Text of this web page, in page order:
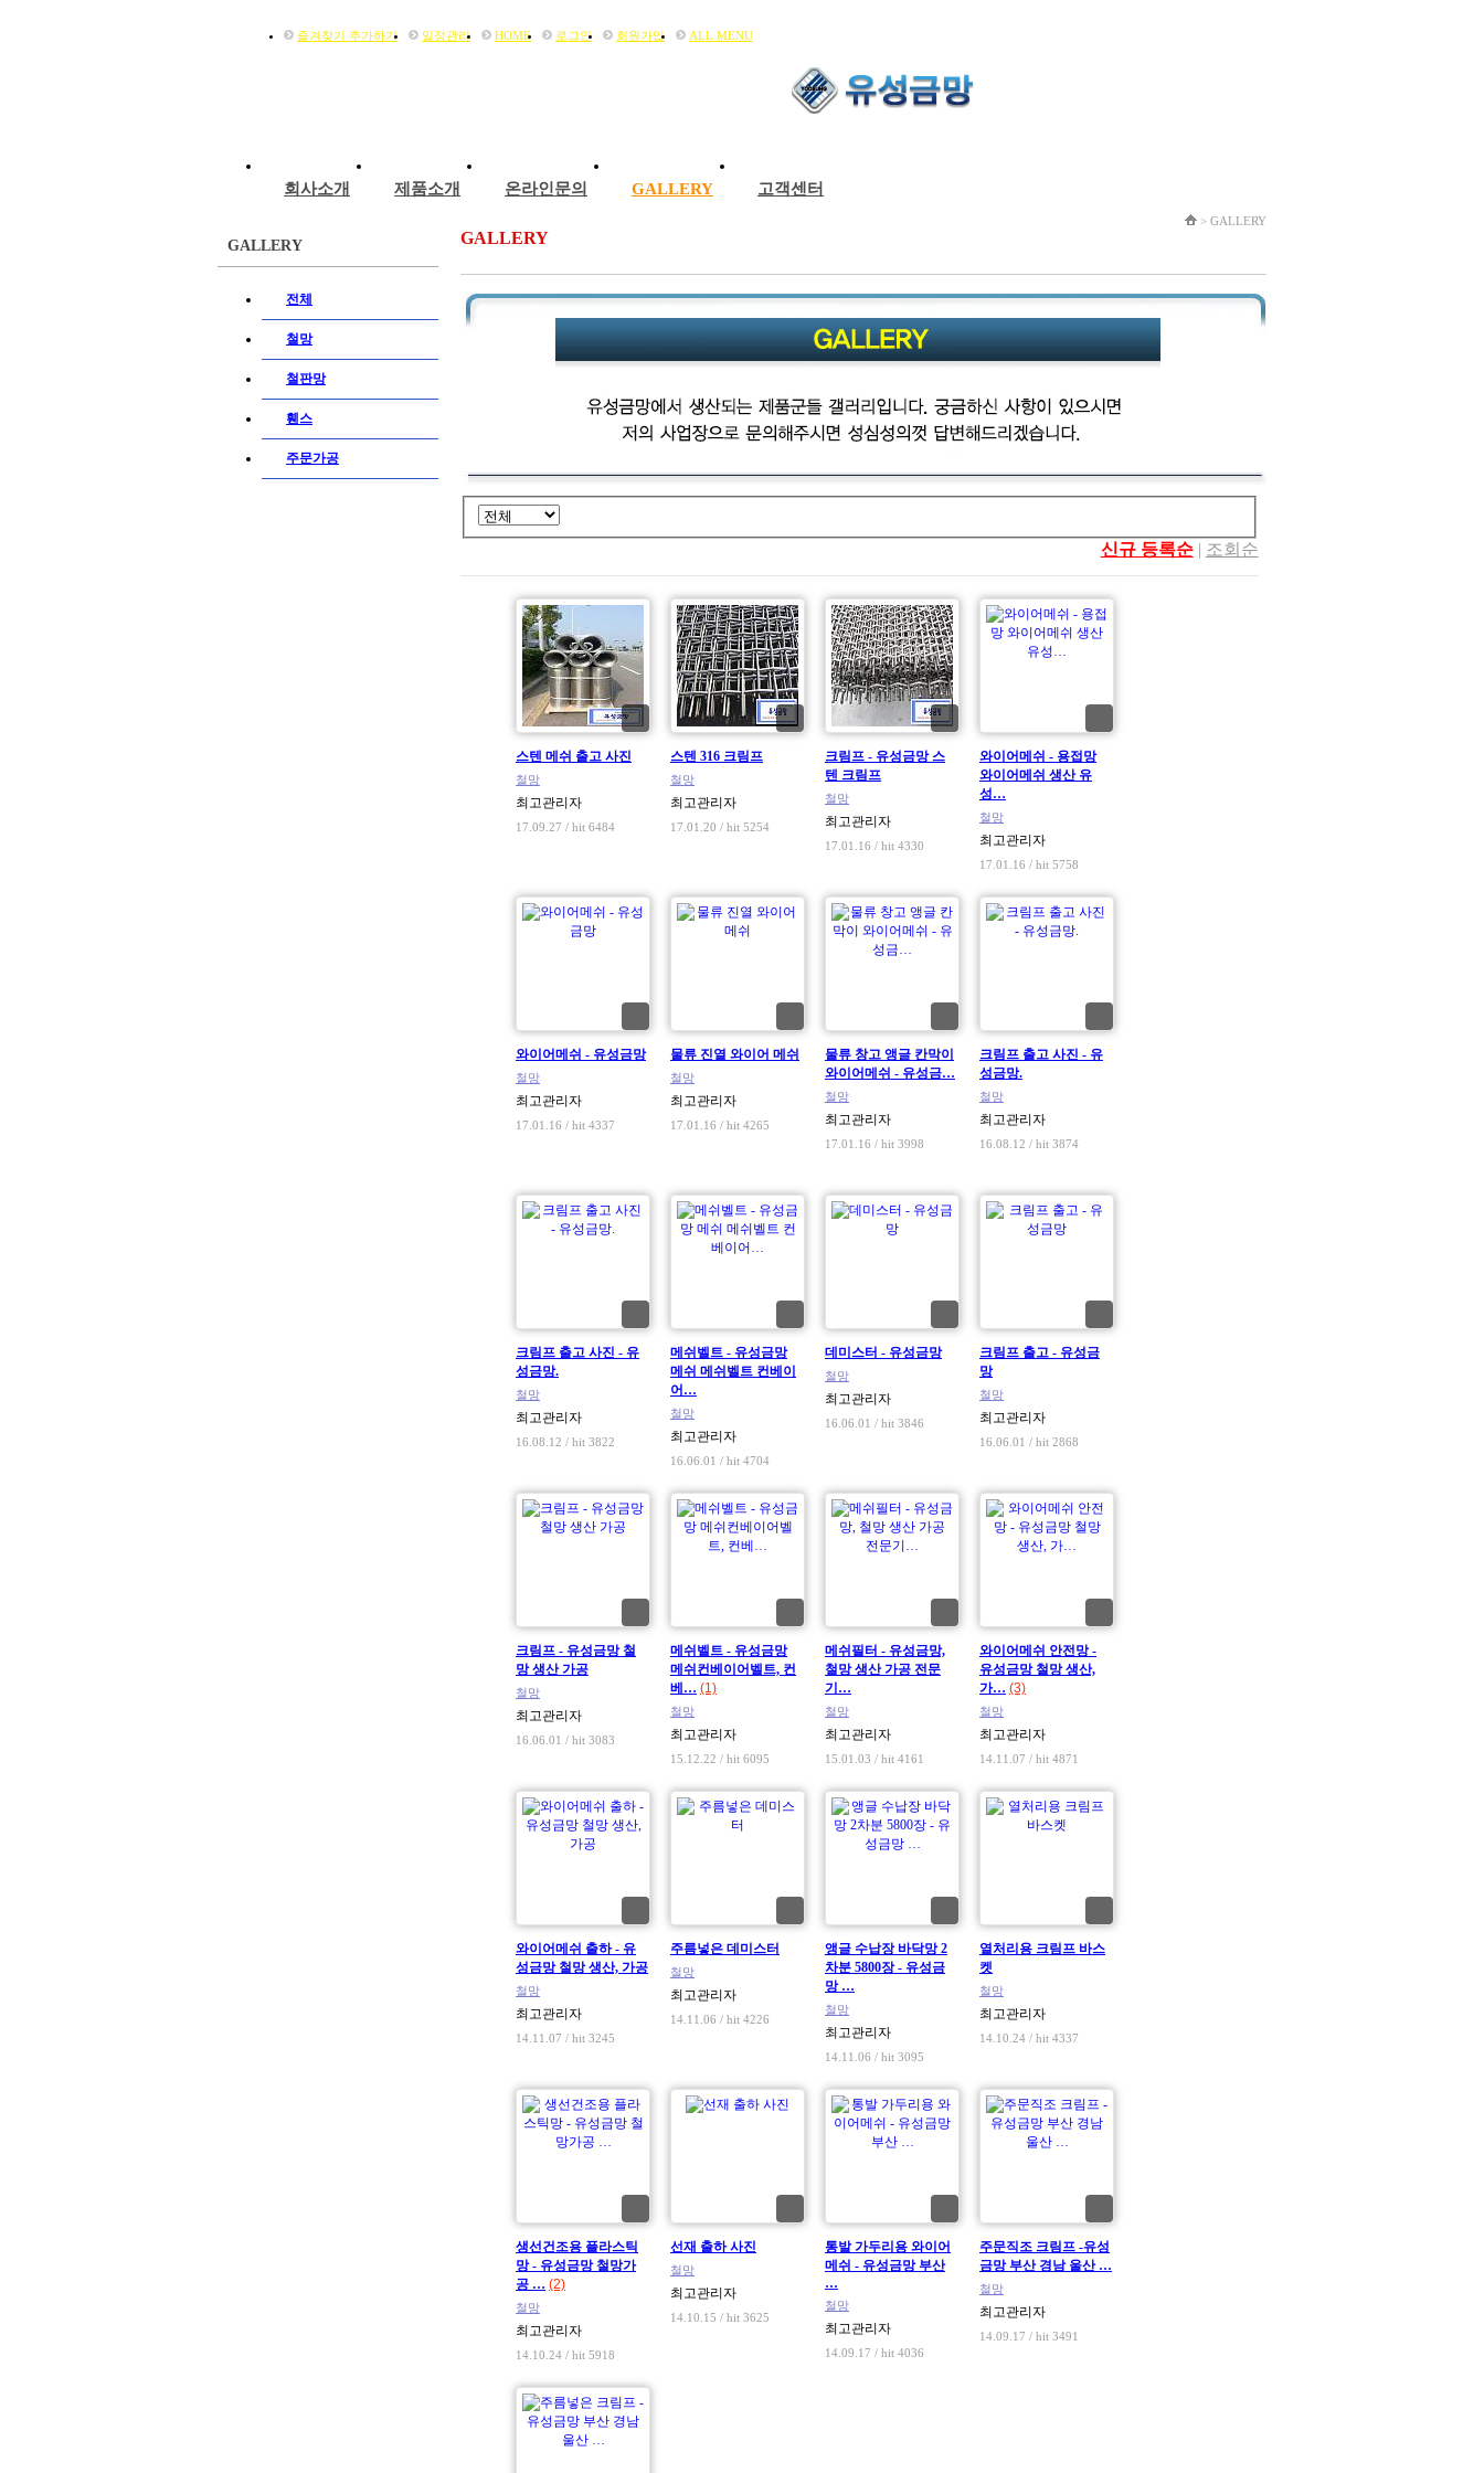
즐겨찾기 추가하기 일정관리 HOME 로그인 회원가입 ALL MENU
회사소개 제품소개 온라인문의 GALLERY 고객센터
GALLERY
전체
철망
철판망
휀스
주문가공
GALLERY
> GALLERY
신규 등록순| 조회순
스텐 메쉬 출고 사진
철망
최고관리자
17.09.27 / hit 6484
스텐 316 크림프
철망
최고관리자
17.01.20 / hit 5254
크림프 - 유성금망 스
텐 크림프
철망
최고관리자
17.01.16 / hit 4330
와이어메쉬 - 용접망
와이어메쉬 생산 유
성…
철망
최고관리자
17.01.16 / hit 5758
와이어메쉬 - 유성금망
철망
최고관리자
17.01.16 / hit 4337
물류 진열 와이어 메쉬
철망
최고관리자
17.01.16 / hit 4265
물류 창고 앵글 칸막이
와이어메쉬 - 유성금…
철망
최고관리자
17.01.16 / hit 3998
크림프 출고 사진 - 유
성금망.
철망
최고관리자
16.08.12 / hit 3874
크림프 출고 사진 - 유
성금망.
철망
최고관리자
16.08.12 / hit 3822
메쉬벨트 - 유성금망
메쉬 메쉬벨트 컨베이
어…
철망
최고관리자
16.06.01 / hit 4704
데미스터 - 유성금망
철망
최고관리자
16.06.01 / hit 3846
크림프 출고 - 유성금
망
철망
최고관리자
16.06.01 / hit 2868
크림프 - 유성금망 철
망 생산 가공
철망
최고관리자
16.06.01 / hit 3083
메쉬벨트 - 유성금망
메쉬컨베이어벨트, 컨
베… (1)
철망
최고관리자
15.12.22 / hit 6095
메쉬필터 - 유성금망,
철망 생산 가공 전문
기…
철망
최고관리자
15.01.03 / hit 4161
와이어메쉬 안전망 -
유성금망 철망 생산,
가… (3)
철망
최고관리자
14.11.07 / hit 4871
와이어메쉬 출하 - 유
성금망 철망 생산, 가공
철망
최고관리자
14.11.07 / hit 3245
주름넣은 데미스터
철망
최고관리자
14.11.06 / hit 4226
앵글 수납장 바닥망 2
차분 5800장 - 유성금
망 …
철망
최고관리자
14.11.06 / hit 3095
열처리용 크림프 바스
켓
철망
최고관리자
14.10.24 / hit 4337
생선건조용 플라스틱
망 - 유성금망 철망가
공 … (2)
철망
최고관리자
14.10.24 / hit 5918
선재 출하 사진
철망
최고관리자
14.10.15 / hit 3625
통발 가두리용 와이어
메쉬 - 유성금망 부산
…
철망
최고관리자
14.09.17 / hit 4036
주문직조 크림프 -유성
금망 부산 경남 울산 …
철망
최고관리자
14.09.17 / hit 3491